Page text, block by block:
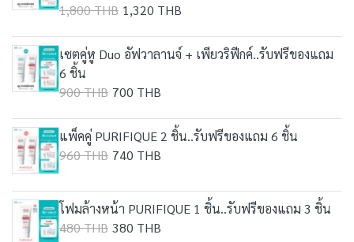
1,800 THB 1,320 THB
เซตคู่หู Duo อัฟวาลานจ์ + เพียวริฟีกค์..รับฟรีของแถม
6 ชิ้น
900 THB 700 THB
แพ็คคู่ PURIFIQUE 2 ชิ้น..รับฟรีของแถม 6 ชิ้น
960 THB 740 THB
โฟมล้างหน้า PURIFIQUE 1 ชิ้น..รับฟรีของแถม 3 ชิ้น
480 THB 380 THB